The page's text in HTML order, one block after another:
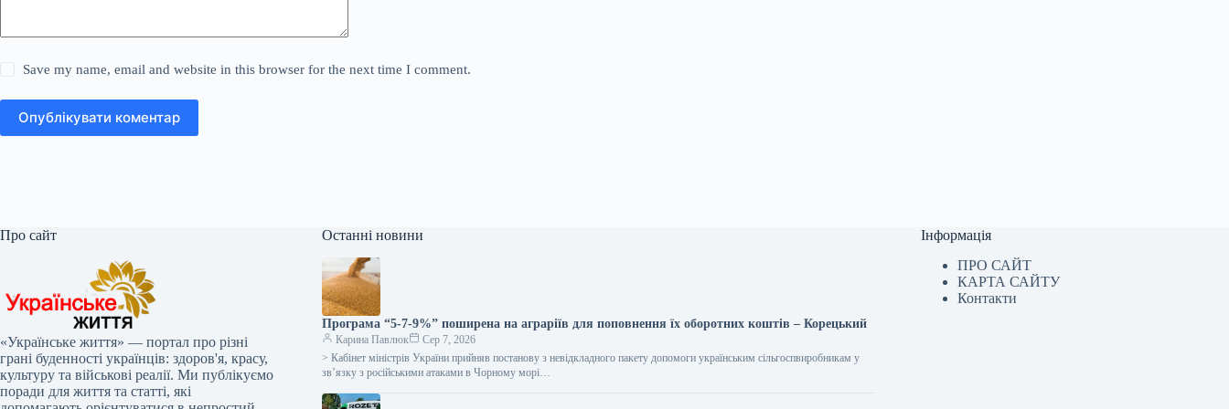
Save my name, email and website in this browser for the next time I comment.
Опублікувати коментар
Про сайт
«Українське життя» — портал про різні
грані буденності українців: здоров'я, красу,
культуру та військові реалії. Ми публікуємо
поради для життя та статті, які
Останні новини
Програма “5-7-9%” поширена на аграріїв для поповнення їх оборотних коштів – Корецький
Карина Павлюк
Сер 7, 2026
> Кабінет міністрів України прийняв постанову з невідкладного пакету допомоги українським сільгоспвиробникам у
зв’язку з російськими атаками в Чорному морі…
Інформація
ПРО САЙТ
КАРТА САЙТУ
Контакти